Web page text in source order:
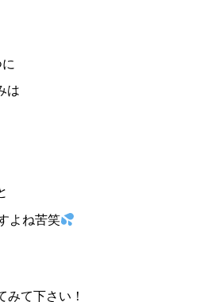
は
よね苦笑
みて下さい！